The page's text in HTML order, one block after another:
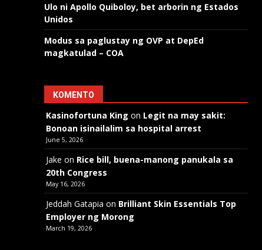
Ulo ni Apollo Quiboloy, bet arborin ng Estados
Unidos
Modus sa paglustay ng OVP at DepEd
magkatulad – COA
KOMENTO
Kasinofortuna King on Legit na may sakit:
Bonoan isinailalim sa hospital arrest
June 5, 2026
Jake on Rice bill, buena-manong panukala sa
20th Congress
May 16, 2026
Jeddah Gatapia on Brilliant Skin Essentials Top
Employer ng Morong
March 19, 2026